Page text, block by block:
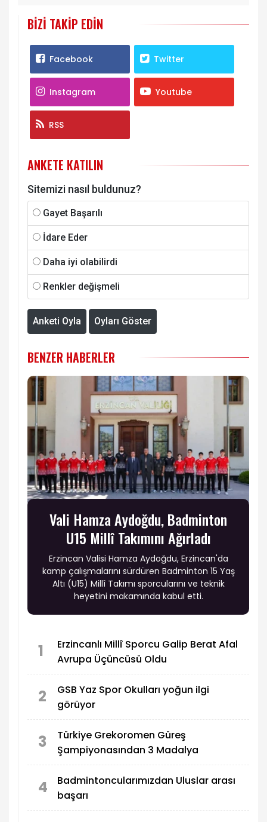
BIZI TAKIP EDIN
Facebook Twitter
Instagram Youtube
RSS
ANKETE KATILIN
Sitemizi nasıl buldunuz?
Gayet Başarılı
İdare Eder
Daha iyi olabilirdi
Renkler değişmeli
Anketi Oyla Oyları Göster
BENZER HABERLER
Vali Hamza Aydoğdu, Badminton
U15 Millî Takımını Ağırladı
Erzincan Valisi Hamza Aydoğdu, Erzincan'da
kamp çalışmalarını sürdüren Badminton 15 Yaş
Altı (U15) Millî Takımı sporcularını ve teknik
heyetini makamında kabul etti.
1
Erzincanlı Millî Sporcu Galip Berat Afal
Avrupa Üçüncüsü Oldu
2
GSB Yaz Spor Okulları yoğun ilgi
görüyor
3
Türkiye Grekoromen Güreş
Şampiyonasından 3 Madalya
4
Badmintoncularımızdan Uluslar arası
başarı